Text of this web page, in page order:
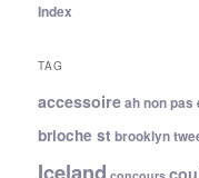
Index
TAG
accessoireah non pas
brioche st brooklyn